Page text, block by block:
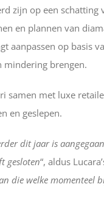
zijn op een
en plannen van
aanpassen op basis
mindering brengen.
samen met luxe
en geslepen.
dit jaar is
gesloten“, aldus
die welke momenteel